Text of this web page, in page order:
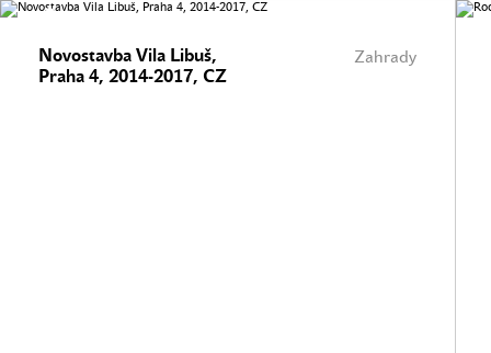
Zahrady
Novostavba Vila Libuš,
Praha 4, 2014-2017, CZ